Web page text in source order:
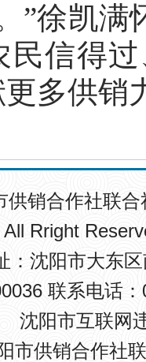
”徐凯满
信得
多供销
供销合作社联
All Rright
：沈阳市大东
联系电话
沈阳市互联网
市供销合作社